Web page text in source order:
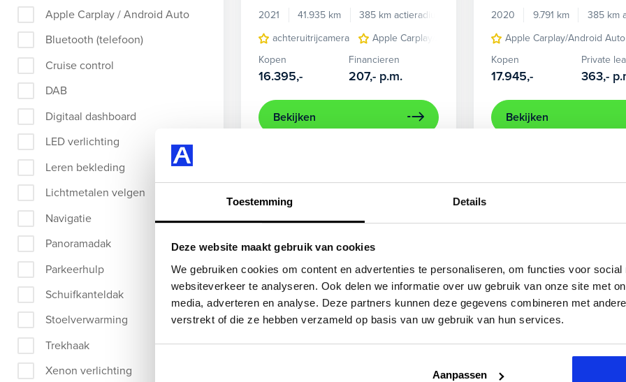
Toestemming Details
Deze website maakt gebruik van cookies
We gebruiken cookies om content en advertenties te personaliseren, om functies voor social
websiteverkeer te analyseren. Ook delen we informatie over uw gebruik van onze site met
media, adverteren en analyse. Deze partners kunnen deze gegevens combineren met
verstrekt of die ze hebben verzameld op basis van uw gebruik van hun services.
Aanpassen
Apple Carplay / Android Auto
Bluetooth (telefoon)
Cruise control
DAB
Digitaal dashboard
LED verlichting
Leren bekleding
Lichtmetalen velgen
Navigatie
Panoramadak
Parkeerhulp
Schuifkanteldak
Stoelverwarming
Trekhaak
Xenon verlichting
2021
41.935 km 385 km actieradius
Elektrisch
achteruitrijcamera
Apple Carplay/Android Auto CCS Snelladen
Kopen
16.395,-
Financieren
207,- p.m.
Bekijken
2020
9.791 km 385 km
Apple Carplay/Android Auto
Kopen
17.945,-
Private
363,-
Bekijken